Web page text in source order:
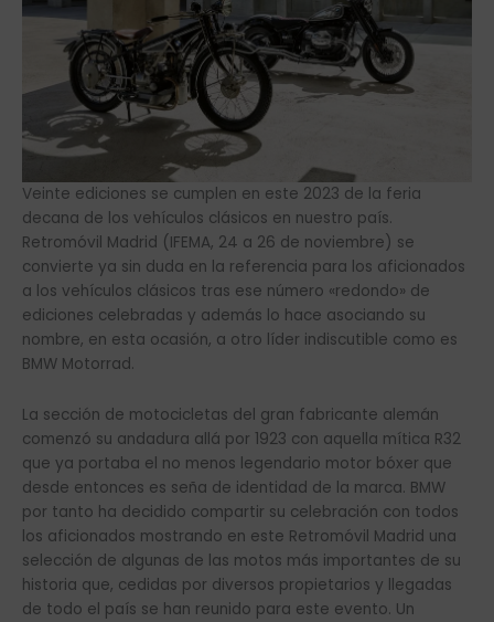
Veinte ediciones se cumplen en este 2023 de la feria
decana de los vehículos clásicos en nuestro país.
Retromóvil Madrid (IFEMA, 24 a 26 de noviembre) se
convierte ya sin duda en la referencia para los aficionados
a los vehículos clásicos tras ese número «redondo» de
ediciones celebradas y además lo hace asociando su
nombre, en esta ocasión, a otro líder indiscutible como es
BMW Motorrad.
La sección de motocicletas del gran fabricante alemán
comenzó su andadura allá por 1923 con aquella mítica R32
que ya portaba el no menos legendario motor bóxer que
desde entonces es seña de identidad de la marca. BMW
por tanto ha decidido compartir su celebración con todos
los aficionados mostrando en este Retromóvil Madrid una
selección de algunas de las motos más importantes de su
historia que, cedidas por diversos propietarios y llegadas
de todo el país se han reunido para este evento. Un